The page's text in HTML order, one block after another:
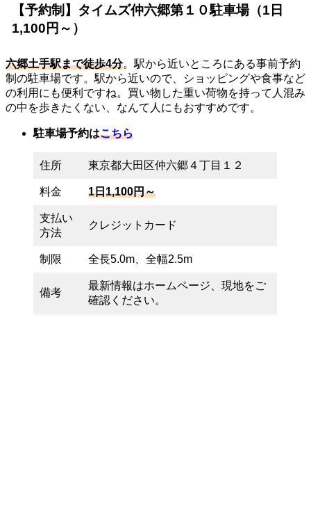
【予約制】タイムズ仲六郷第１０駐車場（1日
1,100円～）
六郷土手駅まで徒歩4分。駅から近いところにある事前予約
制の駐車場です。駅から近いので、ショッピングや食事など
の利用にも便利ですね。買い物した重い荷物を持って人混み
の中を歩きたくない、なんて人にもおすすめです。
駐車場予約はこちら
住所 東京都大田区仲六郷４丁目１２
料金 1日1,100円～
支払い
方法
クレジットカード
制限 全長5.0m、全幅2.5m
備考
最新情報はホームページ、現地をご
確認ください。